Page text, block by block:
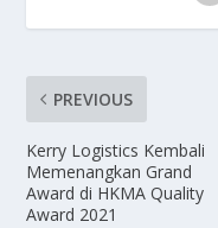
PREVIOUS
Kerry Logistics Kembali
Memenangkan Grand
Award di HKMA Quality
Award 2021